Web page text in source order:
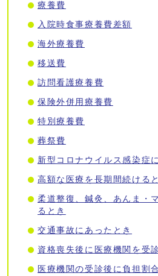
療養費
入院時食事療養費差額
海外療養費
移送費
訪問看護療養費
保険外併用療養費
特別療養費
葬祭費
新型コロナウイルス感染症
高額な医療を長期間続ける
柔道整復、鍼灸、あんま・
るとき
交通事故にあったとき
資格喪失後に医療機関を受
医療機関の受診後に負担割